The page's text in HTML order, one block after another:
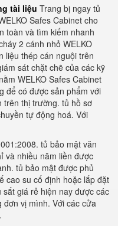
tài liệu Trang bị ngay tủ
Safes Cabinet cho
toàn và tìm kiếm nhanh
2 cánh nhỏ WELKO
liệu thép cán nguội trên
sát chặt chẽ của các kỹ
WELKO Safes Cabinet
để có được sản phẩm với
trên thị trường. tủ hồ sơ
tự động hoá. Với
tủ bảo mật văn
và nhiều năm liền được
tủ bảo mật được phủ
cao su cố định hoặc lắp đặt
giá rẻ hiện nay được các
vị mình. Với các cửa